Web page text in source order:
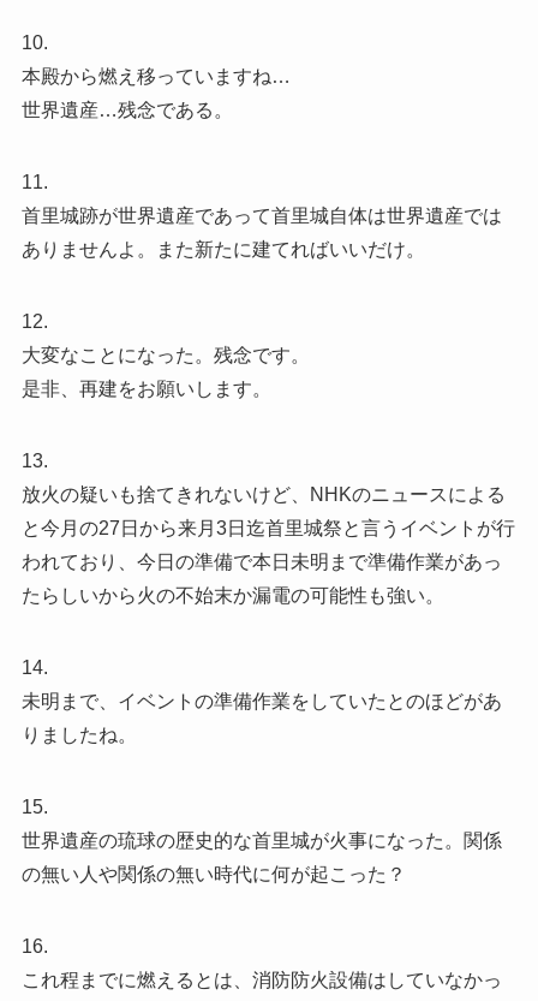
10.
本殿から燃え移っていますね…
世界遺産…残念である。
11.
首里城跡が世界遺産であって首里城自体は世界遺産では
ありませんよ。また新たに建てればいいだけ。
12.
大変なことになった。残念です。
是非、再建をお願いします。
13.
放火の疑いも捨てきれないけど、NHKのニュースによる
と今月の27日から来月3日迄首里城祭と言うイベントが行
われており、今日の準備で本日未明まで準備作業があっ
たらしいから火の不始末か漏電の可能性も強い。
14.
未明まで、イベントの準備作業をしていたとのほどがあ
りましたね。
15.
世界遺産の琉球の歴史的な首里城が火事になった。関係
の無い人や関係の無い時代に何が起こった？
16.
これ程までに燃えるとは、消防防火設備はしていなかっ